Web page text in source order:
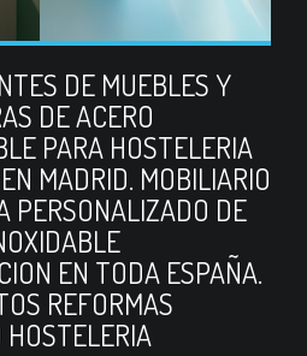
DE MUEBLES Y
DE ACERO
PARA HOSTELERIA
MADRID. MOBILIARIO
PERSONALIZADO DE
EN TODA ESPAÑA.
REFORMAS
HOSTELERIA